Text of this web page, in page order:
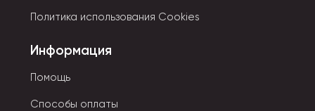
Политика использования Cookies
Информация
Помощь
Способы оплаты